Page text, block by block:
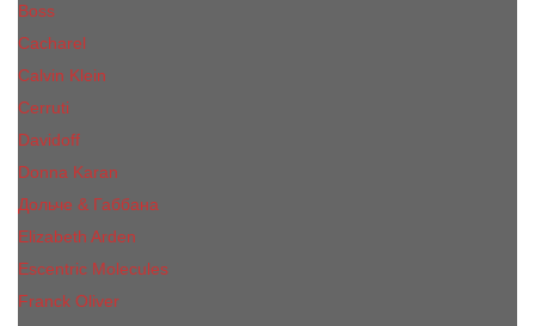
Boss
Cacharel
Calvin Klein
Cerruti
Davidoff
Donna Karan
Дольче & Габбана
Elizabeth Arden
Escentric Molecules
Franck Oliver